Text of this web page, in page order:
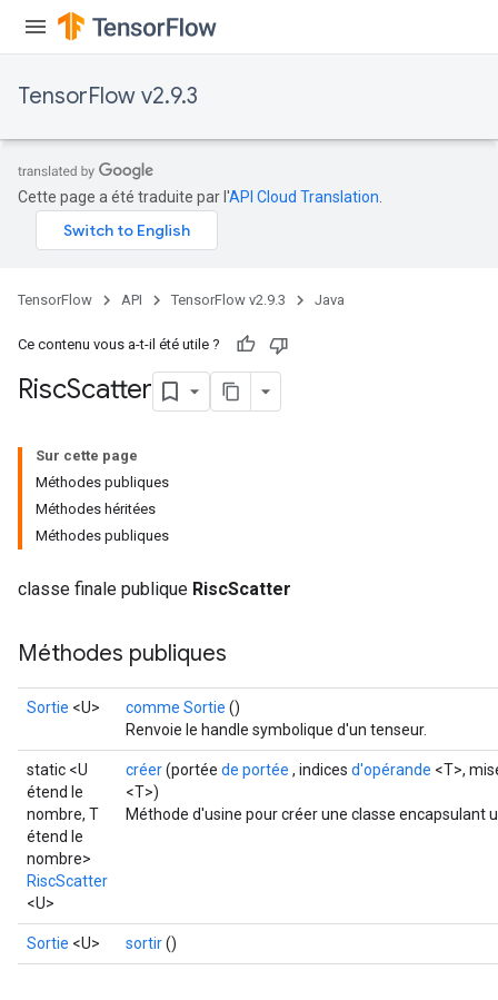
TensorFlow v2.9.3
Cette page a été traduite par l'API Cloud Translation
TensorFlow API TensorFlow v2.9.3 Java
Ce contenu vous a-t-il été utile ?
RiscScatter
Sur cette page
Méthodes publiques
Méthodes héritées
Méthodes publiques
classe finale publique RiscScatter
Méthodes publiques
Sortie <U> comme Sortie ()
Renvoie le handle symbolique d'un tenseur.
static <U
étend le
nombre, T
étend le
nombre>
RiscScatter
<U>
créer(portée de portée , indices d'opérande <T>,
<T>)
Méthode d'usine pour créer une classe encapsulant
Sortie <U> sortir()